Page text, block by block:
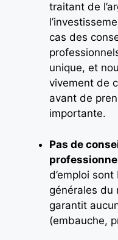
traitant de
cas des
unique, et
vivement de
avant de
importante.
Pas de
d’emploi
générales du
garantit
(embauche,